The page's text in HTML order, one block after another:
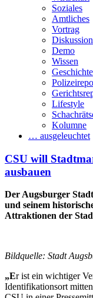
Soziales
Amtliches
Vortrag
Diskussion
Demo
Wissen
Geschichte
Lifestyle
Kolumne
… ausgeleuchtet
CSU will
ausbauen
Der Augsburger
und seinem
Attraktionen der
Bildquelle: Stadt
„Er ist ein wichtiger
Identifikationsort